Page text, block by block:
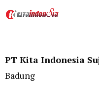
PT Kita Indonesia
Badung